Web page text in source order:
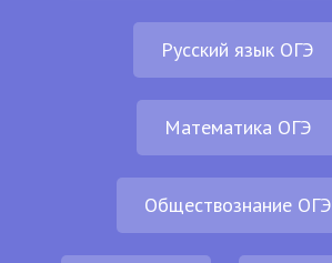
Русский язык ОГЭ
Математика ОГЭ
Обществознание ОГЭ